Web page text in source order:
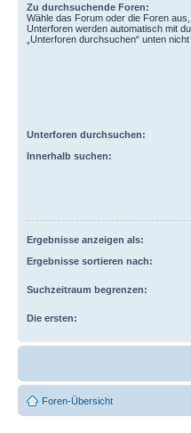
Zu durchsuchende Foren:
Wähle das Forum oder die Foren
Unterforen werden automatisch mit
„Unterforen durchsuchen“ unten
Unterforen durchsuchen:
Innerhalb suchen:
Ergebnisse anzeigen als:
Ergebnisse sortieren nach:
Suchzeitraum begrenzen:
Die ersten:
Foren-Übersicht